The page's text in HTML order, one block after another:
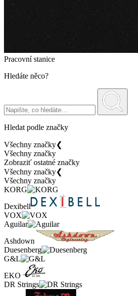
Pracovní stanice
Hledáte něco?
Hledat podle značky
Všechny značky❮
Všechny značky
Zobraziť ostatné značky
Všechny značky❮
Všechny značky
KORG
Dexibell
VOX
Aguilar
Ashdown
Duesenberg
G&L
EKO
DR Strings